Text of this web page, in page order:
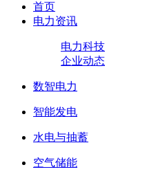
首页
电力资讯
电力科技
企业动态
数智电力
智能发电
水电与抽蓄
空气储能